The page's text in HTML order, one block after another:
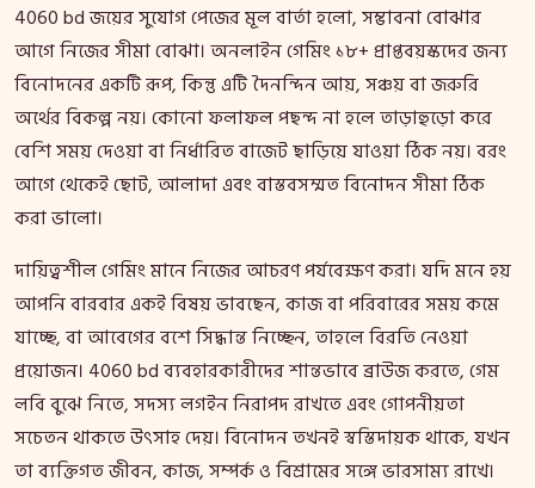
4060 bd জয়ের সুযোগ পেজের মূল বার্তা হলো, সম্ভাবনা বোঝার
আগে নিজের সীমা বোঝা। অনলাইন গেমিং ১৮+ প্রাপ্তবয়স্কদের জন্য
বিনোদনের একটি রূপ, কিন্তু এটি দৈনন্দিন আয়, সঞ্চয় বা জরুরি
অর্থের বিকল্প নয়। কোনো ফলাফল পছন্দ না হলে তাড়াহুড়ো করে
বেশি সময় দেওয়া বা নির্ধারিত বাজেট ছাড়িয়ে যাওয়া ঠিক নয়। বরং
আগে থেকেই ছোট, আলাদা এবং বাস্তবসম্মত বিনোদন সীমা ঠিক
করা ভালো।
দায়িত্বশীল গেমিং মানে নিজের আচরণ পর্যবেক্ষণ করা। যদি মনে হয়
আপনি বারবার একই বিষয় ভাবছেন, কাজ বা পরিবারের সময় কমে
যাচ্ছে, বা আবেগের বশে সিদ্ধান্ত নিচ্ছেন, তাহলে বিরতি নেওয়া
প্রয়োজন। 4060 bd ব্যবহারকারীদের শান্তভাবে ব্রাউজ করতে, গেম
লবি বুঝে নিতে, সদস্য লগইন নিরাপদ রাখতে এবং গোপনীয়তা
সচেতন থাকতে উৎসাহ দেয়। বিনোদন তখনই স্বস্তিদায়ক থাকে, যখন
তা ব্যক্তিগত জীবন, কাজ, সম্পর্ক ও বিশ্রামের সঙ্গে ভারসাম্য রাখে।